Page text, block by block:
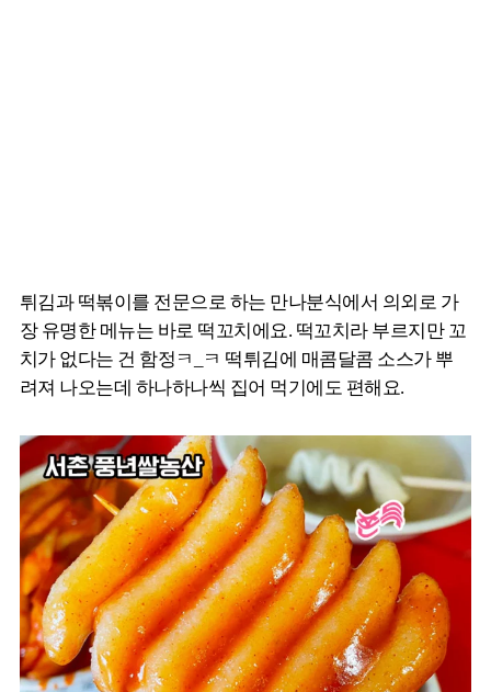
튀김과 떡볶이를 전문으로 하는 만나분식에서 의외로 가
장 유명한 메뉴는 바로 떡꼬치에요. 떡꼬치라 부르지만 꼬
치가 없다는 건 함정ㅋ_ㅋ 떡튀김에 매콤달콤 소스가 뿌
려져 나오는데 하나하나씩 집어 먹기에도 편해요.